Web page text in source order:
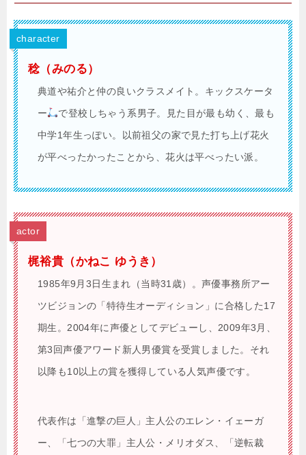
character
稔（みのる）
典道や祐介と仲の良いクラスメイト。キックスケータ
ー
で登校しちゃう系男子。見た目が最も幼く、最も
中学1年生っぽい。以前祖父の家で見た打ち上げ花火
が平べったかったことから、花火は平べったい派。
actor
梶裕貴（かねこ ゆうき）
1985年9月3日生まれ（当時31歳）。声優事務所アー
ツビジョンの「特待生オーディション」に合格した17
期生。2004年に声優としてデビューし、2009年3月、
第3回声優アワード新人男優賞を受賞しました。それ
以降も10以上の賞を獲得している人気声優です。
代表作は「進撃の巨人」主人公のエレン・イェーガ
ー、「七つの大罪」主人公・メリオダス、「逆転裁